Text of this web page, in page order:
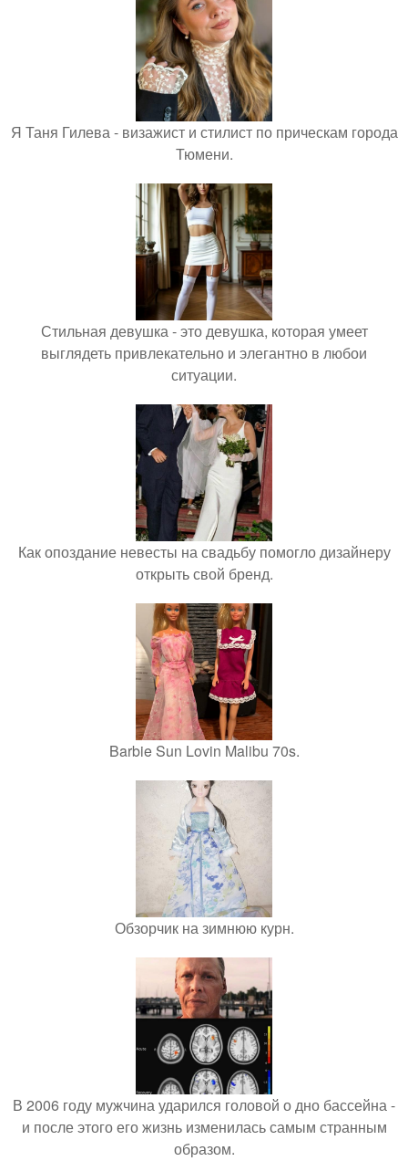
Я Таня Гилева - визажист и стилист по прическам города
Тюмени.
Стильная девушка - это девушка, которая умеет
выглядеть привлекательно и элегантно в любои
ситуации.
Как опоздание невесты на свадьбу помогло дизайнеру
открыть свой бренд.
Barbie Sun Lovin Malibu 70s.
Обзорчик на зимнюю курн.
В 2006 году мужчина ударился головой о дно бассейна -
и после этого его жизнь изменилась самым странным
образом.